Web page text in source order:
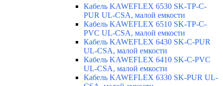
Кабель KAWEFLEX 6530 SK-TP-C-
PUR UL-CSA, малой емкости
Кабель KAWEFLEX 6510 SK-TP-C-
PVC UL-CSA, малой емкости
Кабель KAWEFLEX 6430 SK-C-PUR
UL-CSA, малой емкости
Кабель KAWEFLEX 6410 SK-C-PVC
UL-CSA, малой емкости
Кабель KAWEFLEX 6330 SK-PUR UL-